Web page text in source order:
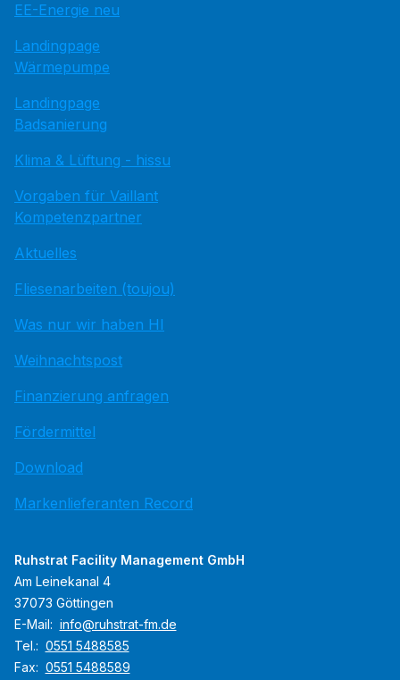
EE-Energie neu
Landingpage
Wärmepumpe
Landingpage
Badsanierung
Klima & Lüftung - hissu
Vorgaben für Vaillant
Kompetenzpartner
Aktuelles
Fliesenarbeiten (toujou)
Was nur wir haben HI
Weihnachtspost
Finanzierung anfragen
Fördermittel
Download
Markenlieferanten Record
Ruhstrat Facility Management GmbH
Am Leinekanal 4
37073 Göttingen
E-Mail: info@ruhstrat-fm.de
Tel.: 0551 5488585
Fax: 0551 5488589